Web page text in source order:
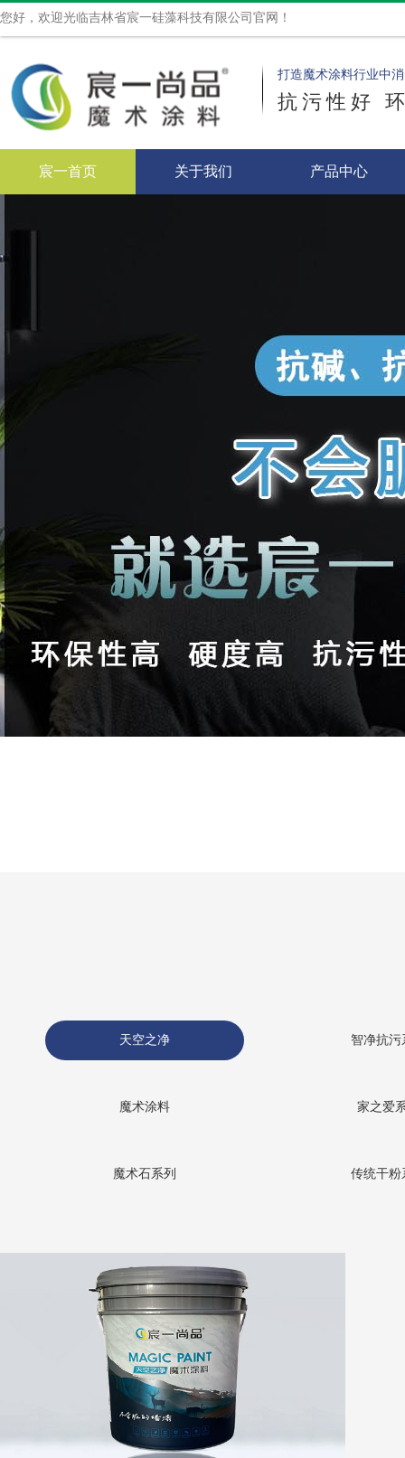
您好，欢迎光临吉林省宸一硅藻科技有限公司官网！
打造魔术涂料行业中
抗污性好
宸一首页 关于我们 产品中心
天空之净 智净抗污
魔术涂料 家之爱
魔术石系列 传统干粉